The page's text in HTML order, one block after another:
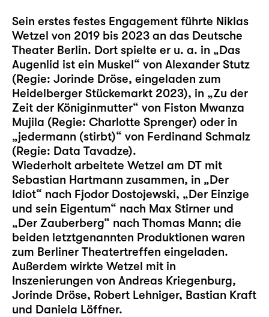
Sein erstes festes Engagement führte Niklas
Wetzel von 2019 bis 2023 an das Deutsche
Theater Berlin. Dort spielte er u. a. in „Das
Augenlid ist ein Muskel“ von Alexander Stutz
(Regie: Jorinde Dröse, eingeladen zum
Heidelberger Stückemarkt 2023), in „Zu der
Zeit der Königinmutter“ von Fiston Mwanza
Mujila (Regie: Charlotte Sprenger) oder in
„jedermann (stirbt)“ von Ferdinand Schmalz
(Regie: Data Tavadze).
Wiederholt arbeitete Wetzel am DT mit
Sebastian Hartmann zusammen, in „Der
Idiot“ nach Fjodor Dostojewski, „Der Einzige
und sein Eigentum“ nach Max Stirner und
„Der Zauberberg“ nach Thomas Mann; die
beiden letztgenannten Produktionen waren
zum Berliner Theatertreffen eingeladen.
Außerdem wirkte Wetzel mit in
Inszenierungen von Andreas Kriegenburg,
Jorinde Dröse, Robert Lehniger, Bastian Kraft
und Daniela Löffner.